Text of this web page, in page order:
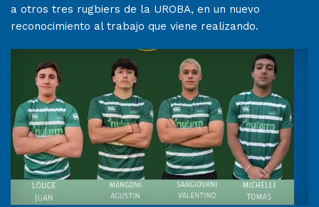
a otros tres rugbiers de la UROBA, en un nuevo
reconocimiento al trabajo que viene realizando.